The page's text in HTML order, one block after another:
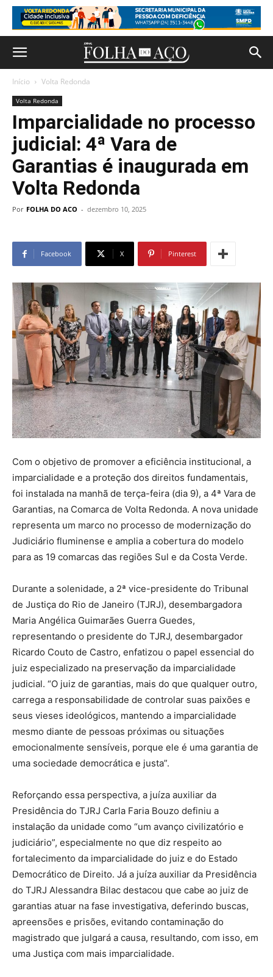
Início Volta Redonda
Volta Redonda
Imparcialidade no processo
judicial: 4ª Vara de
Garantias é inaugurada em
Volta Redonda
Por FOLHA DO ACO - dezembro 10, 2025
Facebook X Pinterest
Com o objetivo de promover a eficiência institucional, a
imparcialidade e a proteção dos direitos fundamentais,
foi instalada na manhã de terça-feira (dia 9), a 4ª Vara de
Garantias, na Comarca de Volta Redonda. A nova unidade
representa um marco no processo de modernização do
Judiciário fluminense e amplia a cobertura do modelo
para as 19 comarcas das regiões Sul e da Costa Verde.
Durante a solenidade, a 2ª vice-presidente do Tribunal
de Justiça do Rio de Janeiro (TJRJ), desembargadora
Maria Angélica Guimarães Guerra Guedes,
representando o presidente do TJRJ, desembargador
Ricardo Couto de Castro, enfatizou o papel essencial do
juiz especializado na preservação da imparcialidade
judicial. “O juiz de garantias, mais do que qualquer outro,
carrega a responsabilidade de controlar suas paixões e
seus vieses ideológicos, mantendo a imparcialidade
mesmo diante de pessoas próximas ou situações
emocionalmente sensíveis, porque ele é uma garantia de
uma sociedade democrática e justa”.
Reforçando essa perspectiva, a juíza auxiliar da
Presidência do TJRJ Carla Faria Bouzo definiu a
instalação da unidade como “um avanço civilizatório e
judiciário”, especialmente no que diz respeito ao
fortalecimento da imparcialidade do juiz e do Estado
Democrático de Direito. Já a juíza auxiliar da Presidência
do TJRJ Alessandra Bilac destacou que cabe ao juiz de
garantias atuar na fase investigativa, deferindo buscas,
apreensões e prisões, evitando contaminação do
magistrado que julgará a causa, resultando, com isso, em
uma Justiça com mais imparcialidade.